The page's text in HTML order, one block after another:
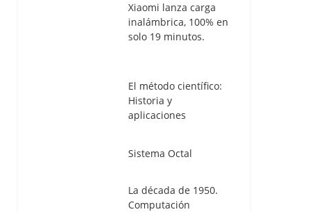
Xiaomi lanza carga
inalámbrica, 100% en
solo 19 minutos.
El método científico:
Historia y
aplicaciones
Sistema Octal
La década de 1950.
Computación